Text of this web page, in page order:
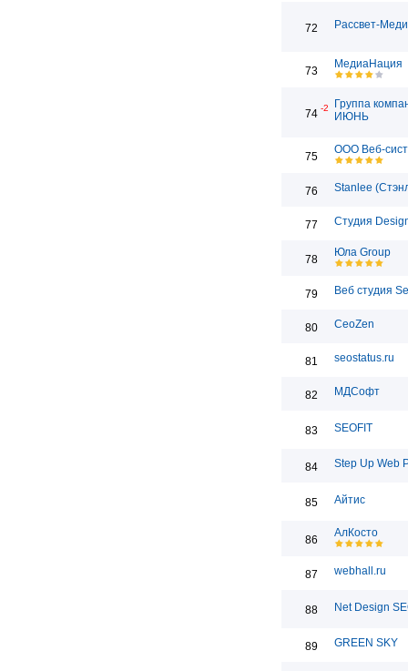
72 Рассвет-
73
МедиаНация
74 -2
Группа
ИЮНЬ
75
ООО Веб-
76 Stanlee
77 Студия
78
Юла Group
79 Веб студия
80 CeoZen
81 seostatus.ru
82 МДСофт
83 SEOFIT
84 Step Up Web
85 Айтис
86
АлКосто
87 webhall.ru
88 Net Design
89 GREEN SKY